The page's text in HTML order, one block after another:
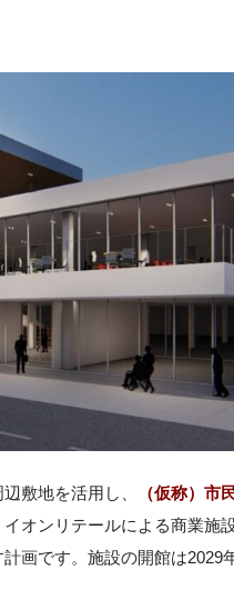
敷地を活用し、 （仮称）市
イオンリテールによる商業施
画です。施設の開館は2029